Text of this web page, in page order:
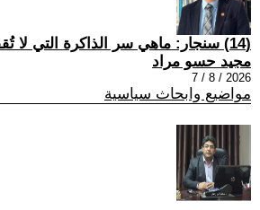
(14) سنجار: ماهي سر الذاكرة التي لا تُقفل ؟
مجيد حسو مراد
2026 / 8 / 7
مواضيع وابحاث سياسية